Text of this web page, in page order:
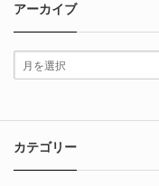
アーカイブ
カテゴリー